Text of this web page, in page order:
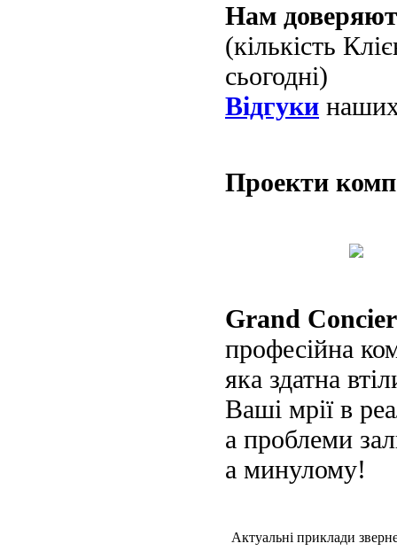
Нам
(кількість
сьогодні)
Відгуки наших
Проекти
Grand
професійна
яка здатна
Ваші мрії в
а проблеми
а минулому!
Актуальні приклади